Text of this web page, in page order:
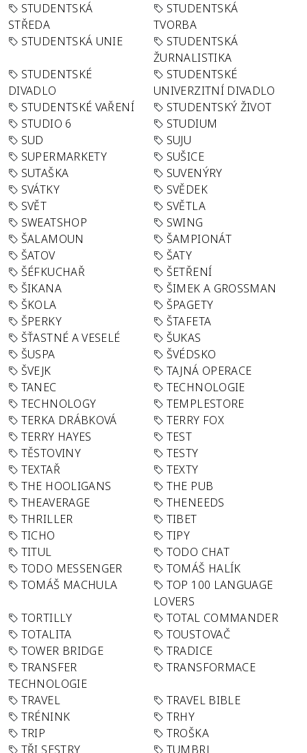
STUDENTSKÁ
STŘEDA
STUDENTSKÁ
TVORBA
STUDENTSKÁ UNIE
STUDENTSKÁ
ŽURNALISTIKA
STUDENTSKÉ
DIVADLO
STUDENTSKÉ
UNIVERZITNÍ DIVADLO
STUDENTSKÉ VAŘENÍ
STUDENTSKÝ ŽIVOT
STUDIO 6
STUDIUM
SUD
SUJU
SUPERMARKETY
SUŠICE
SUTAŠKA
SUVENÝRY
SVÁTKY
SVĚDEK
SVĚT
SVĚTLA
SWEATSHOP
SWING
ŠALAMOUN
ŠAMPIONÁT
ŠATOV
ŠATY
ŠÉFKUCHAŘ
ŠETŘENÍ
ŠIKANA
ŠIMEK A GROSSMAN
ŠKOLA
ŠPAGETY
ŠPERKY
ŠTAFETA
ŠŤASTNÉ A VESELÉ
ŠUKAS
ŠUSPA
ŠVÉDSKO
ŠVEJK
TAJNÁ OPERACE
TANEC
TECHNOLOGIE
TECHNOLOGY
TEMPLESTORE
TERKA DRÁBKOVÁ
TERRY FOX
TERRY HAYES
TEST
TĚSTOVINY
TESTY
TEXTAŘ
TEXTY
THE HOOLIGANS
THE PUB
THEAVERAGE
THENEEDS
THRILLER
TIBET
TICHO
TIPY
TITUL
TODO CHAT
TODO MESSENGER
TOMÁŠ HALÍK
TOMÁŠ MACHULA
TOP 100 LANGUAGE
LOVERS
TORTILLY
TOTAL COMMANDER
TOTALITA
TOUSTOVAČ
TOWER BRIDGE
TRADICE
TRANSFER
TECHNOLOGIE
TRANSFORMACE
TRAVEL
TRAVEL BIBLE
TRÉNINK
TRHY
TRIP
TROŠKA
TŘI SESTRY
TUMBRL